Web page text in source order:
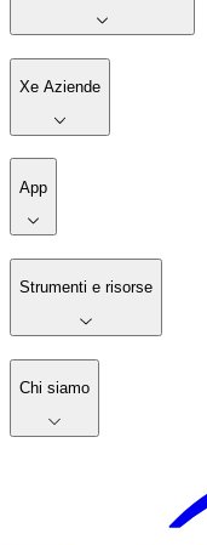
Xe Aziende
App
Strumenti e risorse
Chi siamo